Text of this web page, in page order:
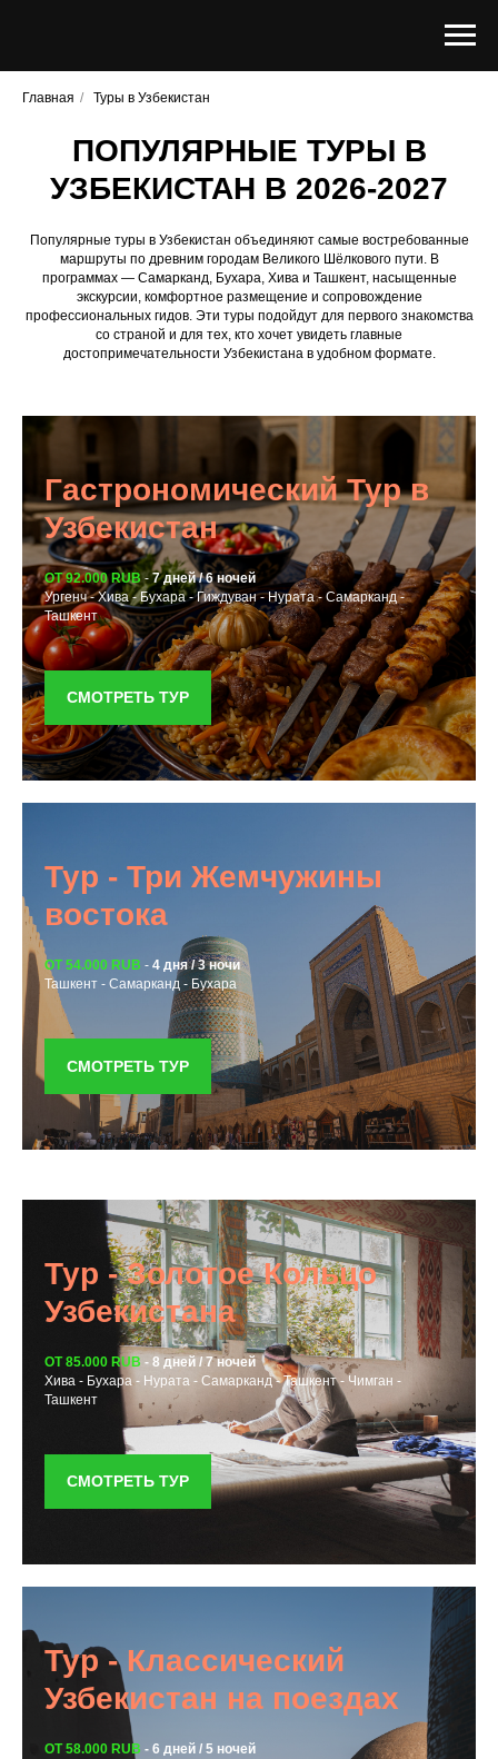
Главная / Туры в Узбекистан
ПОПУЛЯРНЫЕ ТУРЫ В
УЗБЕКИСТАН В 2026-2027
Популярные туры в Узбекистан объединяют самые востребованные
маршруты по древним городам Великого Шёлкового пути. В
программах — Самарканд, Бухара, Хива и Ташкент, насыщенные
экскурсии, комфортное размещение и сопровождение
профессиональных гидов. Эти туры подойдут для первого знакомства
со страной и для тех, кто хочет увидеть главные
достопримечательности Узбекистана в удобном формате.
Гастрономический Тур в
Узбекистан
ОТ 92.000 RUB -7 дней / 6 ночей
Ургенч - Хива - Бухара - Гиждуван - Нурата - Самарканд -
Ташкент
СМОТРЕТЬ ТУР
Тур - Три Жемчужины
востока
ОТ 54.000 RUB - 4 дня / 3 ночи
Ташкент - Самарканд - Бухара
СМОТРЕТЬ ТУР
Тур - Золотое Кольцо
Узбекистана
ОТ 85.000 RUB - 8 дней / 7 ночей
Хива - Бухара - Нурата - Самарканд - Ташкент - Чимган -
Ташкент
СМОТРЕТЬ ТУР
Тур - Классический
Узбекистан на поездах
ОТ 58.000 RUB - 6 дней / 5 ночей